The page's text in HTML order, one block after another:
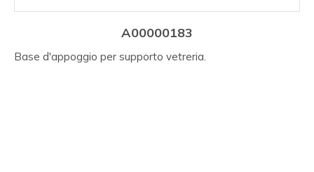
A00000183
Base d'appoggio per supporto vetreria.